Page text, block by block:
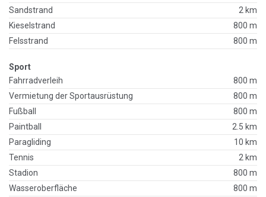
Sandstrand
2 km
Kieselstrand
800 m
Felsstrand
800 m
Sport
Fahrradverleih
800 m
Vermietung der Sportausrüstung
800 m
Fußball
800 m
Paintball
2.5 km
Paragliding
10 km
Tennis
2 km
Stadion
800 m
Wasseroberfläche
800 m